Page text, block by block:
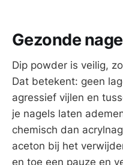
Gezonde
Dip powder is veilig,
Dat betekent: geen
agressief vijlen en
je nagels laten
chemisch dan
aceton bij het
en toe een pauze en